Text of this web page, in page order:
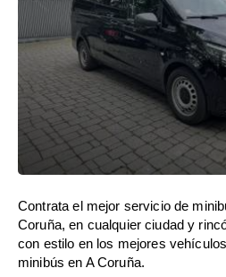
Contrata el mejor servicio de
Coruña, en cualquier ciudad y
con estilo en los mejores
minibús en A Coruña.